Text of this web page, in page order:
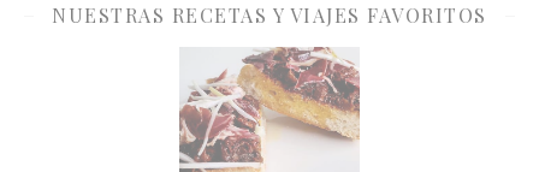
NUESTRAS RECETAS Y VIAJES FAVORITOS